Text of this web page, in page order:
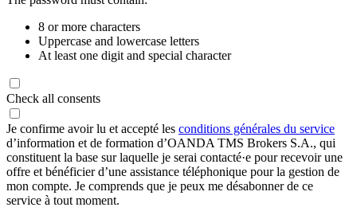
8 or more characters
Uppercase and lowercase letters
At least one digit and special character
Check all consents
Je confirme avoir lu et accepté les conditions générales du service
d’information et de formation d’OANDA TMS Brokers S.A., qui
constituent la base sur laquelle je serai contacté·e pour recevoir une
offre et bénéficier d’une assistance téléphonique pour la gestion de
mon compte. Je comprends que je peux me désabonner de ce
service à tout moment.